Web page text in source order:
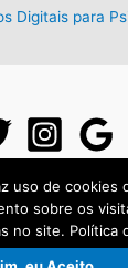
Digitais para
para: PLR
uso de cookies
sobre os
no site. Política